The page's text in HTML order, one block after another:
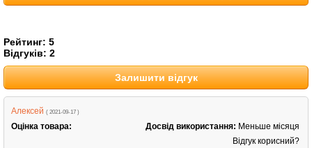
Рейтинг: 5
Відгуків: 2
Залишити відгук
Алексей ( 2021-09-17 )
Оцінка товара: Досвід використання: Меньше місяця
Відгук корисний?